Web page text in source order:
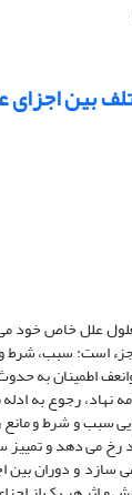
بین اجزای
علل خاص خود
است: سبب، شرط و
اطمینان به
نهاد، رجوع به
سبب و شرط و مانع
رخ می دهد و
سازد و دوران بین